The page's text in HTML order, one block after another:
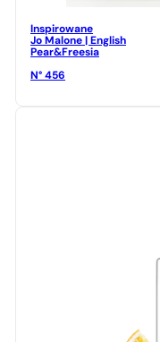
Inspirowane
Jo Malone | English
Pear&Freesia
N° 456